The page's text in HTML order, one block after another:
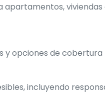
apartamentos,
y opciones de cobertura
incluyendo